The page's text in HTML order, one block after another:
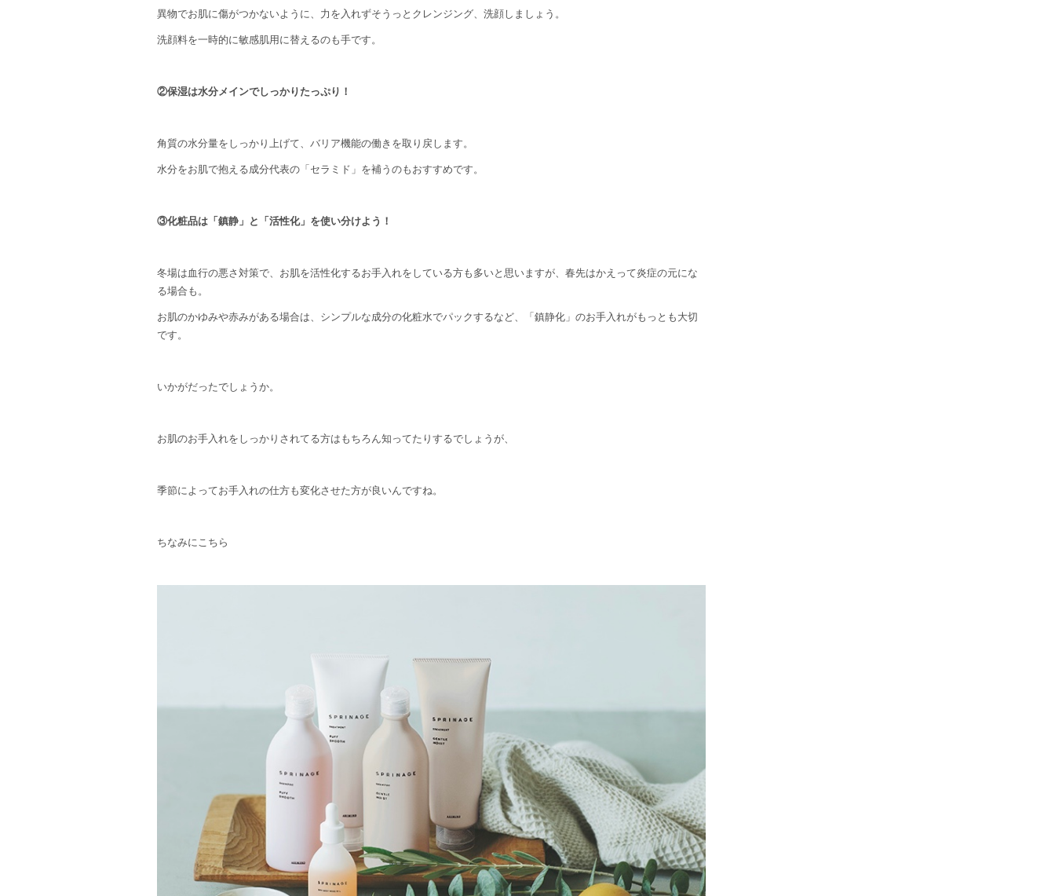
異物でお肌に傷がつかないように、力を入れずそうっとクレンジング、洗顔しましょう。
洗顔料を一時的に敏感肌用に替えるのも手です。
②保湿は水分メインでしっかりたっぷり！
角質の水分量をしっかり上げて、バリア機能の働きを取り戻します。
水分をお肌で抱える成分代表の「セラミド」を補うのもおすすめです。
③化粧品は「鎮静」と「活性化」を使い分けよう！
冬場は血行の悪さ対策で、お肌を活性化するお手入れをしている方も多いと思いますが、春先はかえって炎症の元にな
る場合も。
お肌のかゆみや赤みがある場合は、シンプルな成分の化粧水でパックするなど、「鎮静化」のお手入れがもっとも大切
です。
いかがだったでしょうか。
お肌のお手入れをしっかりされてる方はもちろん知ってたりするでしょうが、
季節によってお手入れの仕方も変化させた方が良いんですね。
ちなみにこちら